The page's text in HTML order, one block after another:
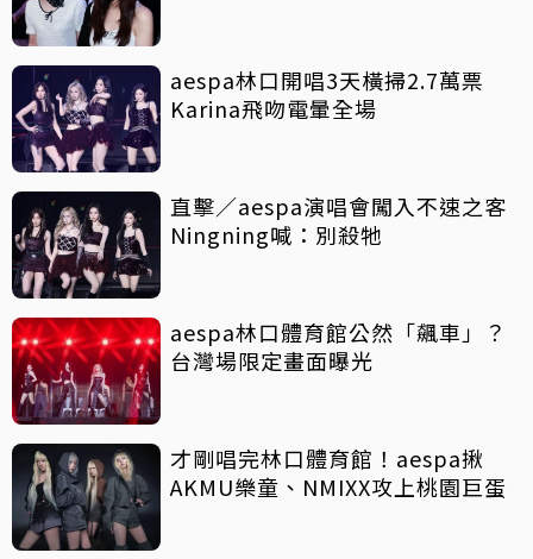
aespa林口開唱3天橫掃2.7萬票
Karina飛吻電暈全場
直擊／aespa演唱會闖入不速之客
Ningning喊：別殺牠
aespa林口體育館公然「飆車」？
台灣場限定畫面曝光
才剛唱完林口體育館！aespa揪
AKMU樂童、NMIXX攻上桃園巨蛋